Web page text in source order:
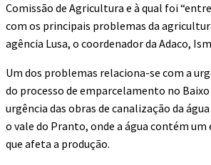
Comissão de Agricultura e à qual foi
com os principais problemas da
agência Lusa, o coordenador da Adaco,
Um dos problemas relaciona-se com a
do processo de emparcelamento no Baixo
urgência das obras de canalização da
o vale do Pranto, onde a água contém um
que afeta a produção.